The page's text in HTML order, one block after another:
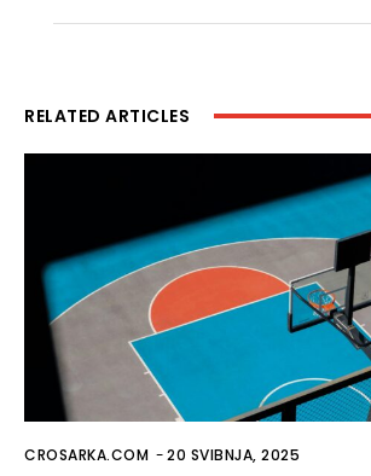
RELATED ARTICLES
CROSARKA.COM -20 SVIBNJA, 2025